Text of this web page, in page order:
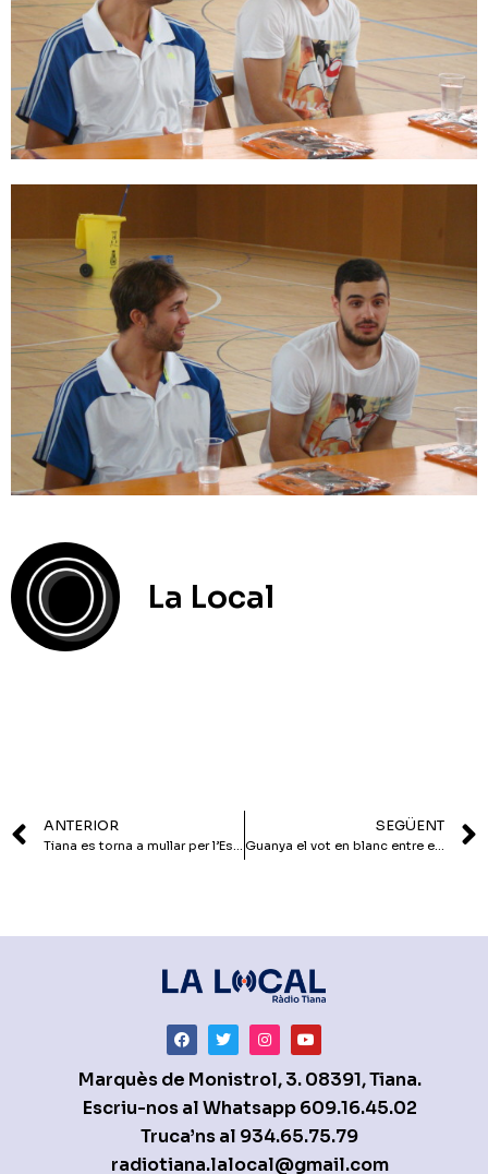
La Local
ANTERIOR SEGÜENT
Guanya el vot en blanc entre els socialistes tianencs
Marquès de Monistrol, 3. 08391, Tiana.
Escriu-nos al Whatsapp609.16.45.02
Truca’ns al 934.65.75.79
radiotiana.lalocal@gmail.com